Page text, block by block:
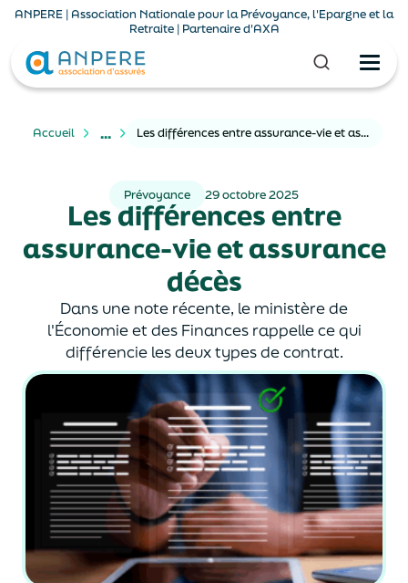
ANPERE | Association Nationale pour la Prévoyance, l'Epargne et la
Retraite | Partenaire d'AXA
Accueil ... Les différences entre assurance-vie et assurance décès
Prévoyance 29 octobre 2025
Les différences entre
assurance-vie et assurance
décès
Dans une note récente, le ministère de
l'Économie et des Finances rappelle ce qui
différencie les deux types de contrat.